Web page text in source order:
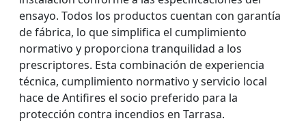
ensayo. Todos los productos cuentan con garantía
de fábrica, lo que simplifica el cumplimiento
normativo y proporciona tranquilidad a los
prescriptores. Esta combinación de experiencia
técnica, cumplimiento normativo y servicio local
hace de Antifires el socio preferido para la
protección contra incendios en Tarrasa.